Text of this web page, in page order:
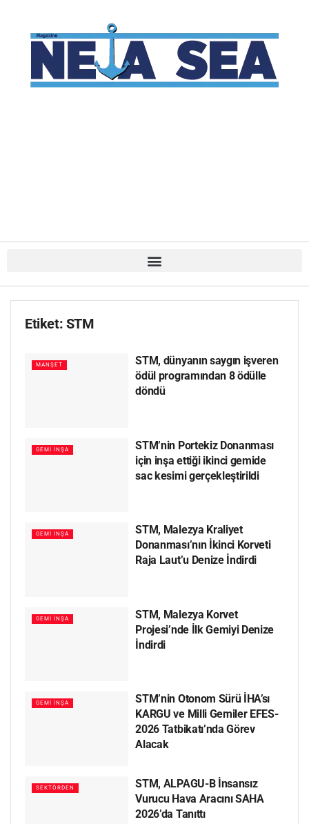
Etiket: STM
MANŞET
STM, dünyanın saygın işveren
ödül programından 8 ödülle
döndü
GEMI İNŞA
STM’nin Portekiz Donanması
için inşa ettiği ikinci gemide
sac kesimi gerçekleştirildi
GEMI İNŞA
STM, Malezya Kraliyet
Donanması’nın İkinci Korveti
Raja Laut’u Denize İndirdi
GEMI İNŞA
STM, Malezya Korvet
Projesi’nde İlk Gemiyi Denize
İndirdi
GEMI İNŞA
STM’nin Otonom Sürü İHA’sı
KARGU ve Milli Gemiler EFES-
2026 Tatbikatı’nda Görev
Alacak
SEKTÖRDEN
STM, ALPAGU-B İnsansız
Vurucu Hava Aracını SAHA
2026’da Tanıttı